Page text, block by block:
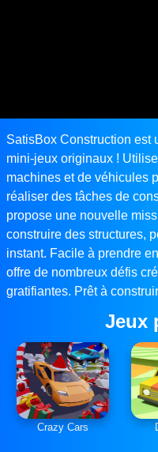
SatisBox Construction est
mini-jeux originaux !
machines et de véhicules
réaliser des tâches de
propose une nouvelle
construire des structures,
instant. Facile à prendre
offre de nombreux défis
gratifiantes. Prêt à
Jeux
Crazy Cars